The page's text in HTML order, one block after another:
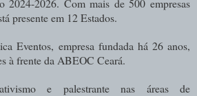
presente em 12 Estados.
Eventos, empresa fundada há 26 anos,
à frente da ABEOC Ceará.
e palestrante nas áreas de